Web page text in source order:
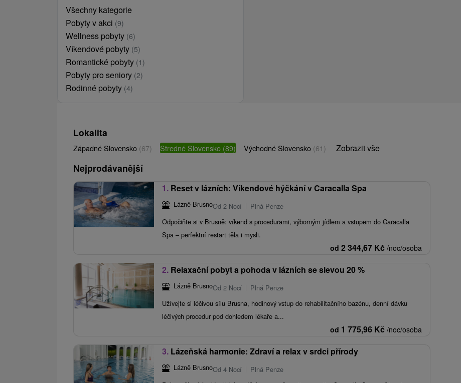
Všechny kategorie
Pobyty v akci (9)
Wellness pobyty (6)
Víkendové pobyty (5)
Romantické pobyty (1)
Pobyty pro seniory (2)
Rodinné pobyty (4)
Lokalita
Západné Slovensko (67) Stredné Slovensko (89) Východné Slovensko (61) Zobrazit vše
Nejprodávanější
1. Reset v lázních: Víkendové hýčkání v Caracalla Spa
Lázně BrusnoOd 2 Nocí
Plná Penze
Odpočiňte si v Brusně: víkend s procedurami, výborným jídlem a vstupem do Caracalla
Spa – perfektní restart těla i mysli.
od 2 344,67 Kč /noc/osoba
2. Relaxační pobyt a pohoda v lázních se slevou 20 %
Lázně BrusnoOd 2 Nocí
Plná Penze
Užívejte si léčivou sílu Brusna, hodinový vstup do rehabilitačního bazénu, denní dávku
léčivých procedur pod dohledem lékaře a...
od 1 775,96 Kč /noc/osoba
3. Lázeňská harmonie: Zdraví a relax v srdci přírody
Lázně BrusnoOd 4 Nocí
Plná Penze